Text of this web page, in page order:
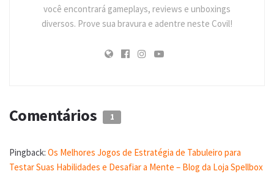
você encontrará gameplays, reviews e unboxings
diversos. Prove sua bravura e adentre neste Covil!
Comentários 1
Pingback: Os Melhores Jogos de Estratégia de Tabuleiro para
Testar Suas Habilidades e Desafiar a Mente – Blog da Loja Spellbox